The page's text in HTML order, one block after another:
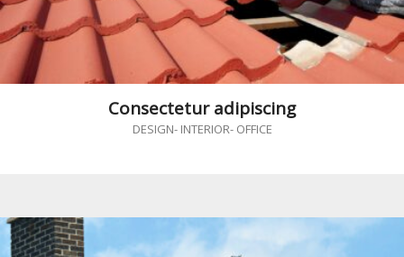
Consectetur adipiscing
DESIGN- INTERIOR- OFFICE